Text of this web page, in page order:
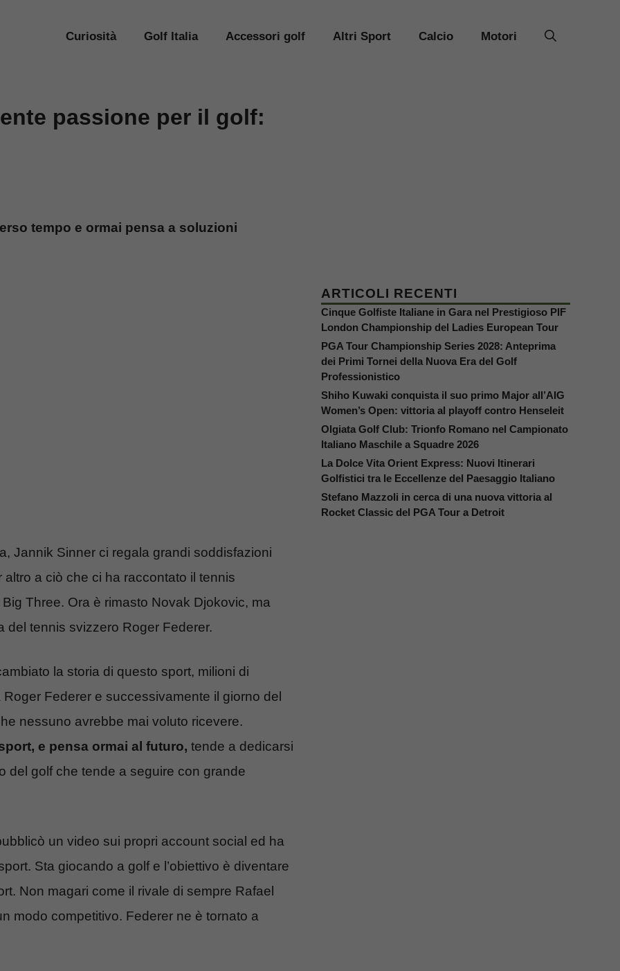
Curiosità Golf Italia Accessori golf Altri Sport Calcio Motori
passione per il golf:
tempo e ormai pensa a soluzioni
Jannik Sinner ci regala grandi soddisfazioni
a ciò che ci ha raccontato il tennis
Three. Ora è rimasto Novak Djokovic, ma
del tennis svizzero Roger Federer.
la storia di questo sport, milioni di
Federer e successivamente il giorno del
nessuno avrebbe mai voluto ricevere.
e pensa ormai al futuro, tende a dedicarsi
del golf che tende a seguire con grande
un video sui propri account social ed ha
Sta giocando a golf e l’obiettivo è diventare
Non magari come il rivale di sempre Rafael
modo competitivo. Federer ne è tornato a
ARTICOLI RECENTI
Cinque Golfiste Italiane in Gara nel Prestigioso PIF
London Championship del Ladies European Tour
PGA Tour Championship Series 2028: Anteprima
dei Primi Tornei della Nuova Era del Golf
Professionistico
Shiho Kuwaki conquista il suo primo Major all’AIG
Women’s Open: vittoria al playoff contro Henseleit
Olgiata Golf Club: Trionfo Romano nel Campionato
Italiano Maschile a Squadre 2026
La Dolce Vita Orient Express: Nuovi Itinerari
Golfistici tra le Eccellenze del Paesaggio Italiano
Stefano Mazzoli in cerca di una nuova vittoria al
Rocket Classic del PGA Tour a Detroit